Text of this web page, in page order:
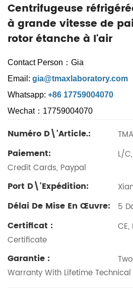
Centrifugeuse
à grande vitesse de
rotor étanche à l'air
Contact Person：Gia
Email: gia@tmaxlaboratory.com
Whatsapp: +86 17759004070
Wechat：17759004070
Numéro D\'article.:
Paiement:
L/
Credit Cards, Paypal
Port D\'expédition:
Délai De Mise En Œuvre: 5
Certificat :
CE,
Certificate
Garantie :
Warranty With Lifetime